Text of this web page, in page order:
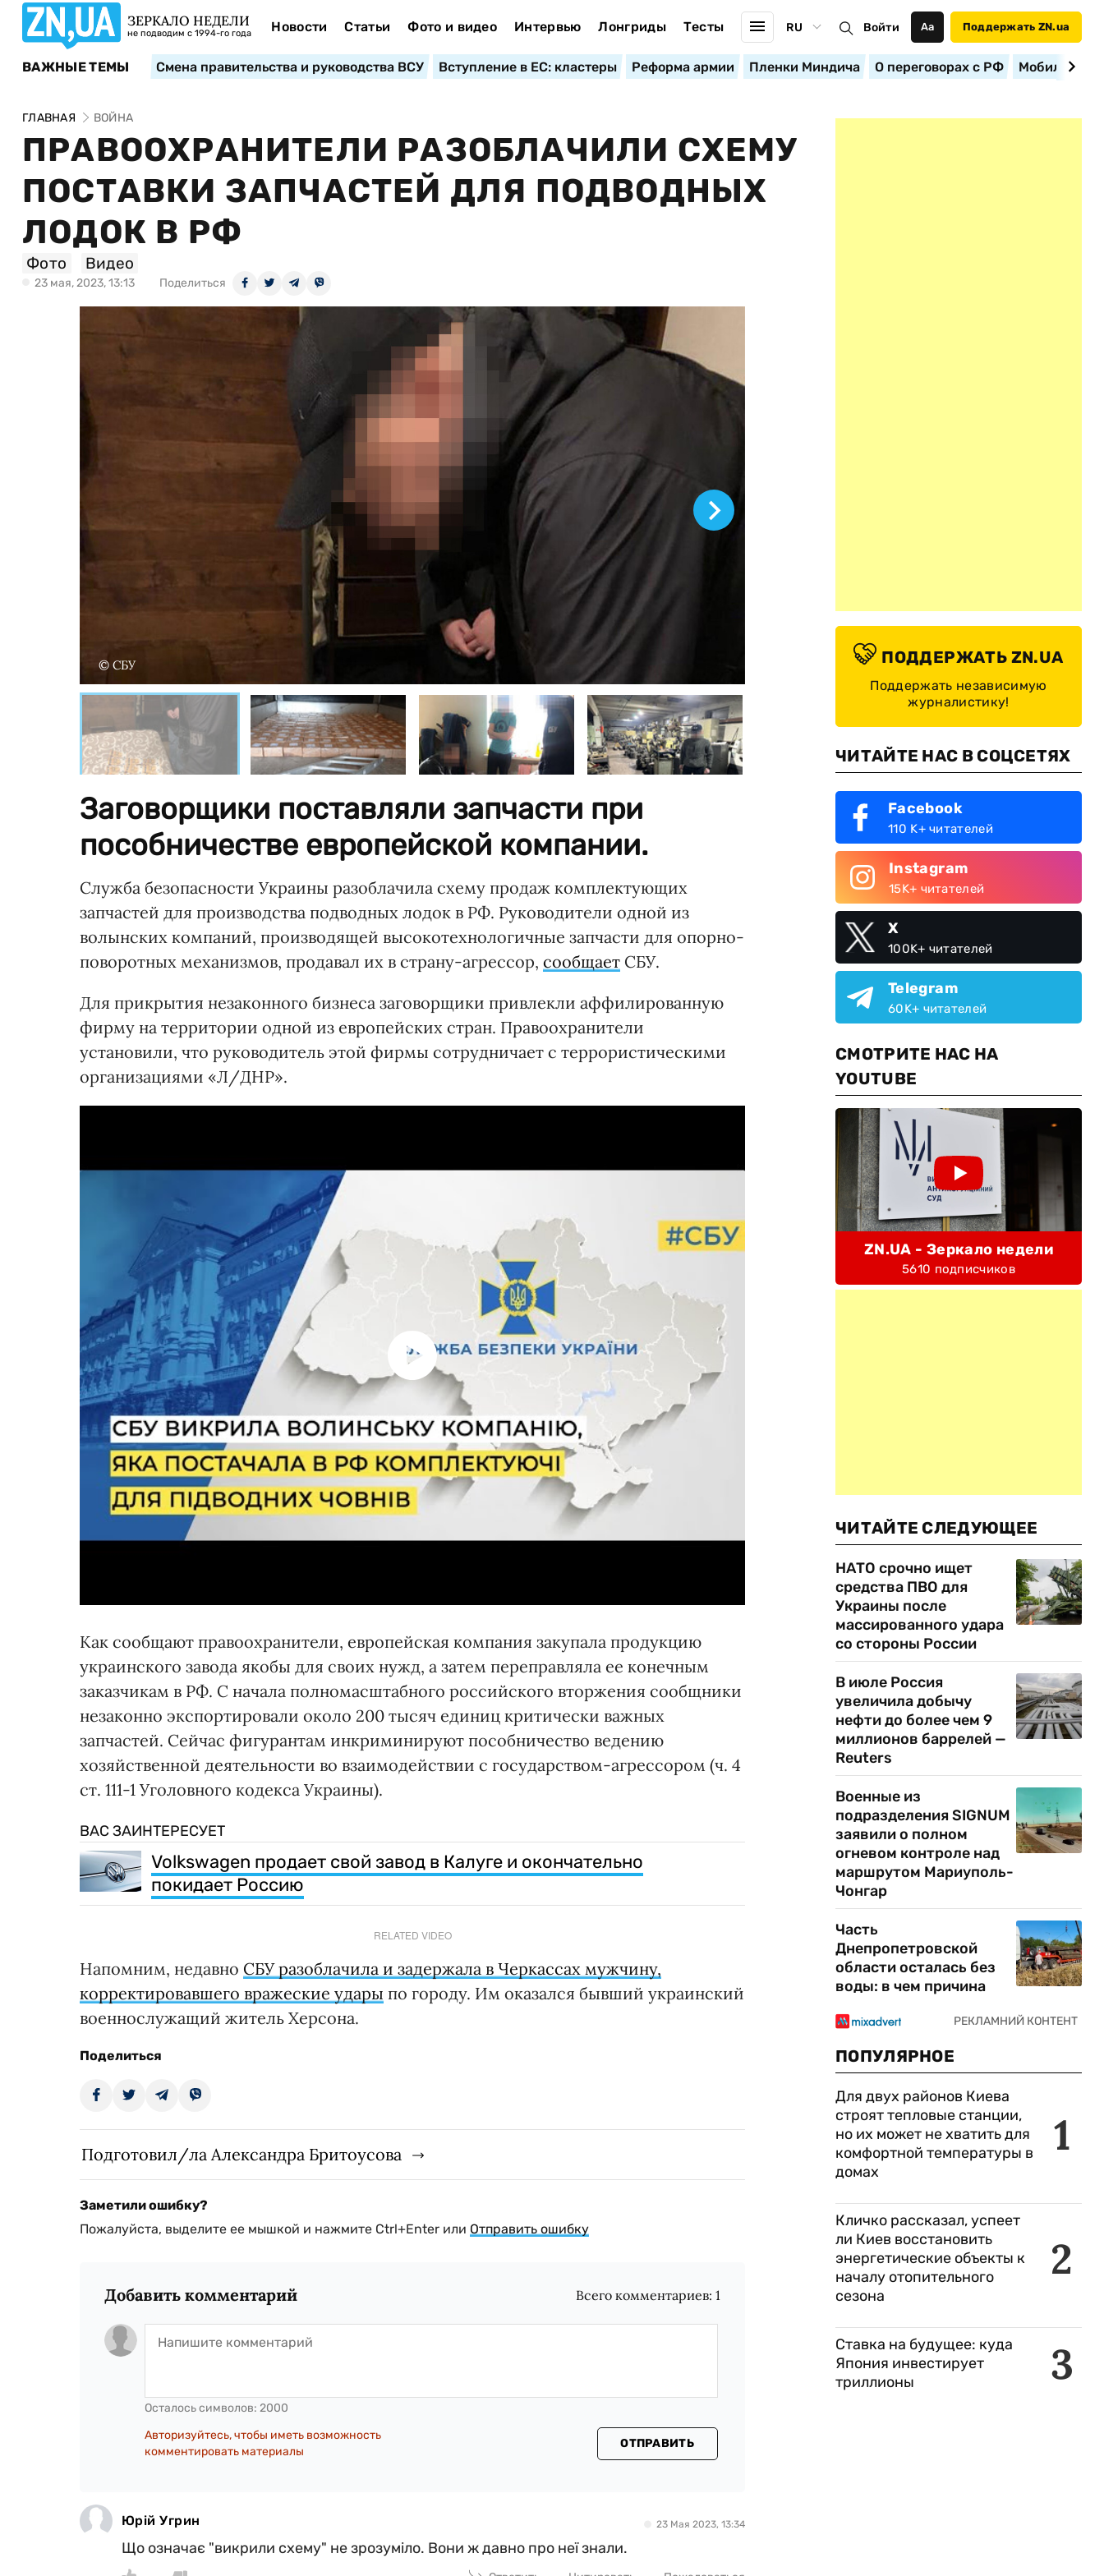
ЗЕРКАЛО НЕДЕЛИ
не подводим с 1994-го года Новости Статьи Фото и видео Интервью Лонгриды Тесты RU Войти Аа Поддержать ZN.ua
ВАЖНЫЕ ТЕМЫ Смена правительства и руководства ВСУ Вступление в ЕС: кластеры Реформа армии Пленки Миндича О переговорах с РФ
ГЛАВНАЯ ВОЙНА
ПРАВООХРАНИТЕЛИ РАЗОБЛАЧИЛИ СХЕМУ
ПОСТАВКИ ЗАПЧАСТЕЙ ДЛЯ ПОДВОДНЫХ
ЛОДОК В РФ
Фото Видео
23 мая, 2023, 13:13 Поделиться
© СБУ
Заговорщики поставляли запчасти при
пособничестве европейской компании.
Служба безопасности Украины разоблачила схему продаж комплектующих
запчастей для производства подводных лодок в РФ. Руководители одной из
волынских компаний, производящей высокотехнологичные запчасти для опорно-
поворотных механизмов, продавал их в страну-агрессор, сообщает СБУ.
Для прикрытия незаконного бизнеса заговорщики привлекли аффилированную
фирму на территории одной из европейских стран. Правоохранители
установили, что руководитель этой фирмы сотрудничает с террористическими
организациями «Л/ДНР».
Как сообщают правоохранители, европейская компания закупала продукцию
украинского завода якобы для своих нужд, а затем переправляла ее конечным
заказчикам в РФ. С начала полномасштабного российского вторжения сообщники
незаконно экспортировали около 200 тысяч единиц критически важных
запчастей. Сейчас фигурантам инкриминируют пособничество ведению
хозяйственной деятельности во взаимодействии с государством-агрессором (ч. 4
ст. 111-1 Уголовного кодекса Украины).
ВАС ЗАИНТЕРЕСУЕТ
Volkswagen продает свой завод в Калуге и окончательно
покидает Россию
RELATED VIDEO
Напомним, недавно СБУ разоблачила и задержала в Черкассах мужчину,
корректировавшего вражеские удары по городу. Им оказался бывший украинский
военнослужащий житель Херсона.
Поделиться
Подготовил/ла Александра Бритоусова
Заметили ошибку?
Пожалуйста, выделите ее мышкой и нажмите Ctrl+Enter или Отправить ошибку
Добавить комментарий Всего комментариев:1
Осталось символов: 2000
Авторизуйтесь, чтобы иметь возможность
комментировать материалы
ОТПРАВИТЬ
Юрій Угрин 23 Мая 2023, 13:34
Що означає "викрили схему" не зрозуміло. Вони ж давно про неї знали.
ПОДДЕРЖАТЬ ZN.UA
Поддержать независимую
журналистику!
ЧИТАЙТЕ НАС В СОЦСЕТЯХ
Facebook
110 K+ читателей
Instagram
15K+ читателей
X
100K+ читателей
Telegram
60K+ читателей
СМОТРИТЕ НАС НА
YOUTUBE
ZN.UA - Зеркало недели
5610 подписчиков
ЧИТАЙТЕ СЛЕДУЮЩЕЕ
НАТО срочно ищет
средства ПВО для
Украины после
массированного удара
со стороны России
В июле Россия
увеличила добычу
нефти до более чем 9
миллионов баррелей —
Reuters
Военные из
подразделения SIGNUM
заявили о полном
огневом контроле над
маршрутом Мариуполь-
Чонгар
Часть
Днепропетровской
области осталась без
воды: в чем причина
ПОПУЛЯРНОЕ
1
Для двух районов Киева
строят тепловые станции,
но их может не хватить для
комфортной температуры в
домах
2
Кличко рассказал, успеет
ли Киев восстановить
энергетические объекты к
началу отопительного
сезона
3
Ставка на будущее: куда
Япония инвестирует
триллионы